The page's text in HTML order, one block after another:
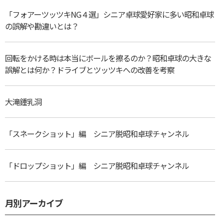
「フォアーツッツキNG４選」シニア卓球愛好家に多い昭和卓球
の誤解や勘違いとは？
回転をかける時は本当にボールを擦るのか？昭和卓球の大きな
誤解とは何か？ドライブとツッツキへの改善を考察
大滝鍾乳洞
「スネークショット」編 シニア脱昭和卓球チャンネル
「ドロップショット」編 シニア脱昭和卓球チャンネル
月別アーカイブ